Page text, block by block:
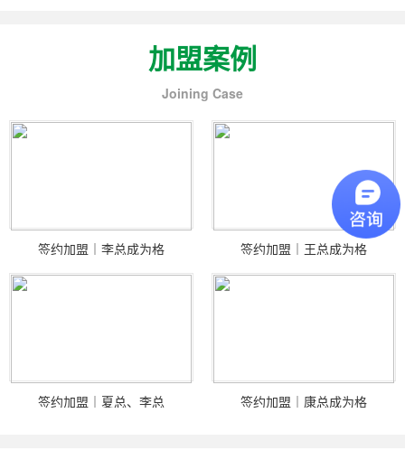
加盟案例
Joining Case
签约加盟｜李总成为格 签约加盟｜王总成为格
签约加盟｜夏总、李总 签约加盟｜康总成为格